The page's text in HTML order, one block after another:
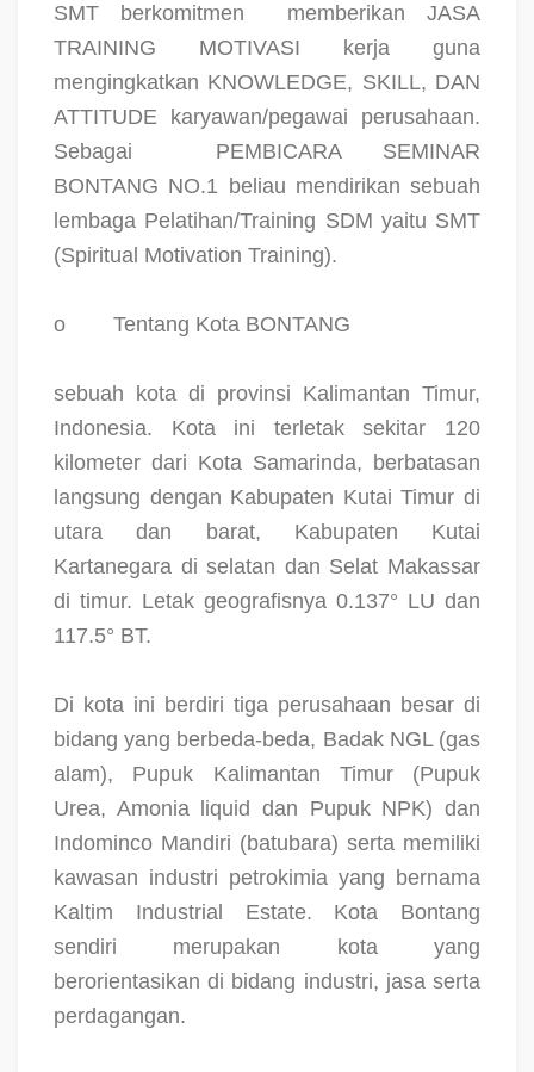
SMT berkomitmen
memberikan JASA
TRAINING MOTIVASI kerja guna
mengingkatkan KNOWLEDGE, SKILL, DAN
ATTITUDE karyawan/pegawai perusahaan.
Sebagai
PEMBICARA SEMINAR
BONTANG NO.1 beliau mendirikan sebuah
lembaga Pelatihan/Training SDM yaitu SMT
(Spiritual Motivation Training).
o Tentang Kota BONTANG
sebuah kota di provinsi Kalimantan Timur,
Indonesia. Kota ini terletak sekitar 120
kilometer dari Kota Samarinda, berbatasan
langsung dengan Kabupaten Kutai Timur di
utara dan barat, Kabupaten Kutai
Kartanegara di selatan dan Selat Makassar
di timur. Letak geografisnya 0.137° LU dan
117.5° BT.
Di kota ini berdiri tiga perusahaan besar di
bidang yang berbeda-beda, Badak NGL (gas
alam), Pupuk Kalimantan Timur (Pupuk
Urea, Amonia liquid dan Pupuk NPK) dan
Indominco Mandiri (batubara) serta memiliki
kawasan industri petrokimia yang bernama
Kaltim Industrial Estate. Kota Bontang
sendiri merupakan kota yang
berorientasikan di bidang industri, jasa serta
perdagangan.